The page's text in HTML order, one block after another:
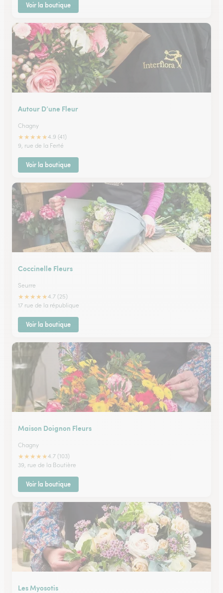
Voir la boutique
Autour D’une Fleur
Chagny
★★★★★4.9 (41)
9, rue de la Ferté
Voir la boutique
Coccinelle Fleurs
Seurre
★★★★★4.7 (25)
17 rue de la république
Voir la boutique
Maison Doignon Fleurs
Chagny
★★★★★4.7 (103)
39, rue de la Boutière
Voir la boutique
Les Myosotis